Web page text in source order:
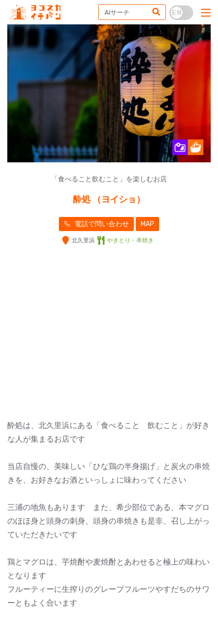
「食べること飲むこと」を楽しむお店
酔処 （ヨイショ）
電話で問い合わせ MAP
北久里浜 やきとり・串焼き
酔処は、北久里浜にある「食べること 飲むこと」が好き
な人が集まるお店です
当店自慢の、美味しい「ひな鶏の半身揚げ」と炭火の串焼
きを、お好きなお酒といっしょに味わってください
三浦の地魚もあります また、希少部位である、本マグロ
のほほ身と頭身の刺身、頭身の串焼きも是非、召し上がっ
ていただきたいです
鶏とマグロは、芋焼酎や麦焼酎とあわせると極上の味わい
となります
フルーティーに生搾りのグレープフルーツやすだちのサワ
ーともよく合います